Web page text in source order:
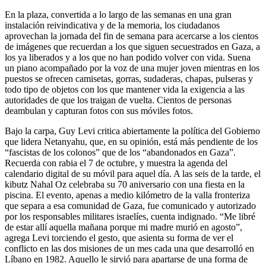
En la plaza, convertida a lo largo de las semanas en una gran
instalación reivindicativa y de la memoria, los ciudadanos
aprovechan la jornada del fin de semana para acercarse a los cientos
de imágenes que recuerdan a los que siguen secuestrados en Gaza, a
los ya liberados y a los que no han podido volver con vida. Suena
un piano acompañado por la voz de una mujer joven mientras en los
puestos se ofrecen camisetas, gorras, sudaderas, chapas, pulseras y
todo tipo de objetos con los que mantener vida la exigencia a las
autoridades de que los traigan de vuelta. Cientos de personas
deambulan y capturan fotos con sus móviles fotos.
Bajo la carpa, Guy Levi critica abiertamente la política del Gobierno
que lidera Netanyahu, que, en su opinión, está más pendiente de los
“fascistas de los colonos” que de los “abandonados en Gaza”.
Recuerda con rabia el 7 de octubre, y muestra la agenda del
calendario digital de su móvil para aquel día. A las seis de la tarde, el
kibutz Nahal Oz celebraba su 70 aniversario con una fiesta en la
piscina. El evento, apenas a medio kilómetro de la valla fronteriza
que separa a esa comunidad de Gaza, fue comunicado y autorizado
por los responsables militares israelíes, cuenta indignado. “Me libré
de estar allí aquella mañana porque mi madre murió en agosto”,
agrega Levi torciendo el gesto, que asienta su forma de ver el
conflicto en las dos misiones de un mes cada una que desarrolló en
Líbano en 1982. Aquello le sirvió para apartarse de una forma de